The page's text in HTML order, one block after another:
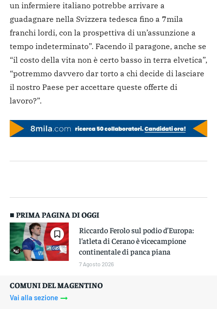
un infermiere italiano potrebbe arrivare a
guadagnare nella Svizzera tedesca fino a 7mila
franchi lordi, con la prospettiva di un’assunzione a
tempo indeterminato”. Facendo il paragone, anche se
“il costo della vita non è certo basso in terra elvetica”,
“potremmo davvero dar torto a chi decide di lasciare
il nostro Paese per accettare queste offerte di
lavoro?”.
■ PRIMA PAGINA DI OGGI
Riccardo Ferolo sul podio d’Europa:
l’atleta di Cerano è vicecampione
continentale di panca piana
7 Agosto 2026
COMUNI DEL MAGENTINO
Vai alla sezione